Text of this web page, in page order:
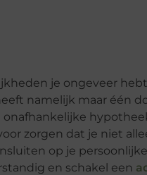
je ongeveer
namelijk maar één
zorgen dat je niet
op je
en schakel een